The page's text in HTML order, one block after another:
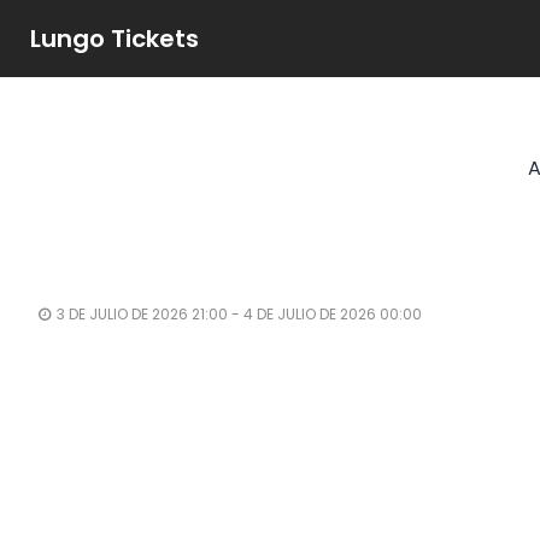
Lungo Tickets
3 DE JULIO DE 2026 21:00 - 4 DE JULIO DE 2026 00:00